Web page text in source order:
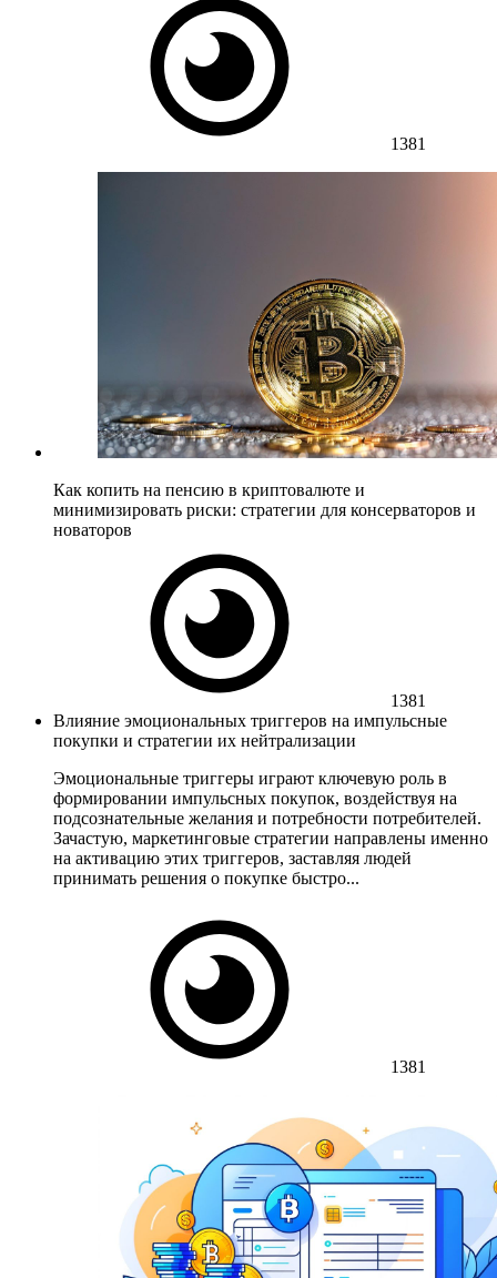
1381
Как копить на пенсию в криптовалюте и
минимизировать риски: стратегии для консерваторов и
новаторов
1381
Влияние эмоциональных триггеров на импульсные
покупки и стратегии их нейтрализации
Эмоциональные триггеры играют ключевую роль в
формировании импульсных покупок, воздействуя на
подсознательные желания и потребности потребителей.
Зачастую, маркетинговые стратегии направлены именно
на активацию этих триггеров, заставляя людей
принимать решения о покупке быстро...
1381